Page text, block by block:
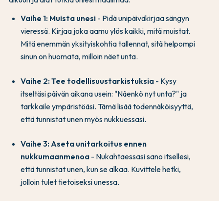
Vaihe 1: Muista unesi - Pidä unipäiväkirjaa sängyn
vieressä. Kirjaa joka aamu ylös kaikki, mitä muistat.
Mitä enemmän yksityiskohtia tallennat, sitä helpompi
sinun on huomata, milloin näet unta.
Vaihe 2: Tee todellisuustarkistuksia - Kysy
itseltäsi päivän aikana usein: "Näenkö nyt unta?" ja
tarkkaile ympäristöäsi. Tämä lisää todennäköisyyttä,
että tunnistat unen myös nukkuessasi.
Vaihe 3: Aseta unitarkoitus ennen
nukkumaanmenoa - Nukahtaessasi sano itsellesi,
että tunnistat unen, kun se alkaa. Kuvittele hetki,
jolloin tulet tietoiseksi unessa.